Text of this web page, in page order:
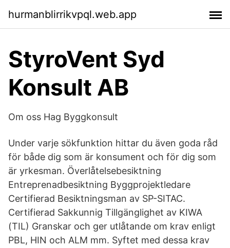
hurmanblirrikvpql.web.app
StyroVent Syd
Konsult AB
Om oss Hag Byggkonsult
Under varje sökfunktion hittar du även goda råd
för både dig som är konsument och för dig som
är yrkesman. Överlåtelsebesiktning
Entreprenadbesiktning Byggprojektledare
Certifierad Besiktningsman av SP-SITAC.
Certifierad Sakkunnig Tillgänglighet av KIWA
(TIL) Granskar och ger utlåtande om krav enligt
PBL, HIN och ALM mm. Syftet med dessa krav